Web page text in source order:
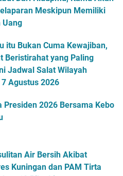
Meskipun Memiliki
Uang
itu Bukan Cuma Kewajiban,
Beristirahat yang Paling
Jadwal Salat Wilayah
Agustus 2026
Presiden 2026 Bersama Kebo
Air Bersih Akibat
Kuningan dan PAM Tirta